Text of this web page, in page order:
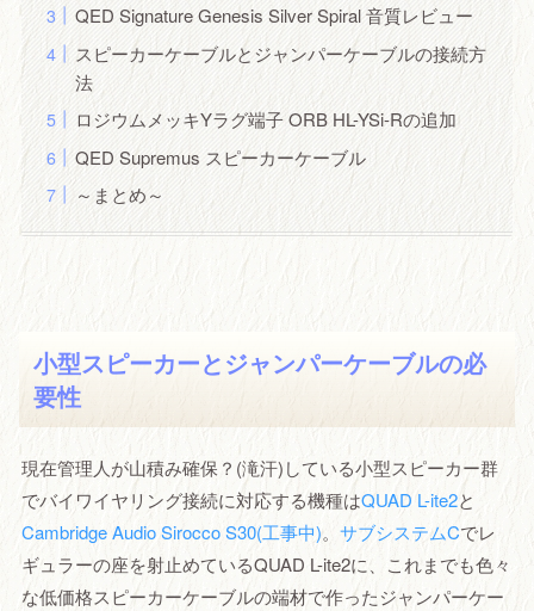
QED Signature Genesis Silver Spiral 音質レビュー
スピーカーケーブルとジャンパーケーブルの接続方
法
ロジウムメッキYラグ端子 ORB HL-YSi-Rの追加
QED Supremus スピーカーケーブル
～まとめ～
小型スピーカーとジャンパーケーブルの必
要性
現在管理人が山積み確保？(滝汗)している小型スピーカー群
でバイワイヤリング接続に対応する機種はQUAD L-ite2と
Cambridge Audio Sirocco S30(工事中)。 サブシステムCでレ
ギュラーの座を射止めているQUAD L-ite2に、これまでも色々
な低価格スピーカーケーブルの端材で作ったジャンパーケー